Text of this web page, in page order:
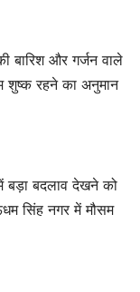
बारिश और गर्जन वाले
शुष्क रहने का अनुमान
बड़ा बदलाव देखने को
सिंह नगर में मौसम